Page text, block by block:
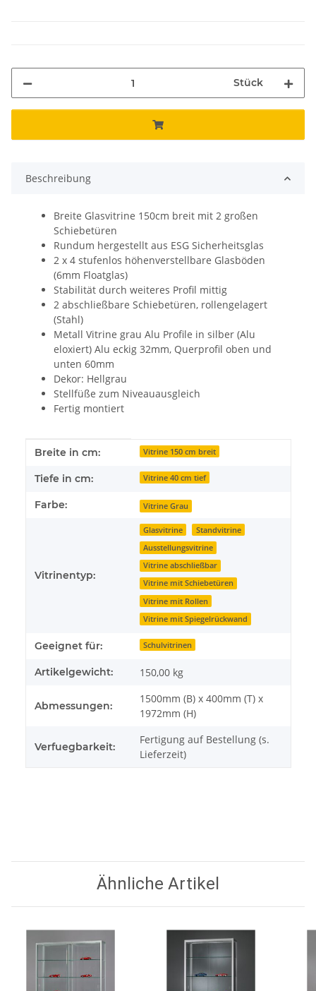
Stück
Beschreibung
Breite Glasvitrine 150cm breit mit 2 großen
Schiebetüren
Rundum hergestellt aus ESG Sicherheitsglas
2 x 4 stufenlos höhenverstellbare Glasböden
(6mm Floatglas)
Stabilität durch weiteres Profil mittig
2 abschließbare Schiebetüren, rollengelagert
(Stahl)
Metall Vitrine grau Alu Profile in silber (Alu
eloxiert) Alu eckig 32mm, Querprofil oben und
unten 60mm
Dekor: Hellgrau
Stellfüße zum Niveauausgleich
Fertig montiert
Produkteigenschaft
Wert
Breite in cm: Vitrine 150 cm breit
Tiefe in cm: Vitrine 40 cm tief
Farbe: Vitrine Grau
Vitrinentyp:
Glasvitrine
Standvitrine
Ausstellungsvitrine
Vitrine abschließbar
Vitrine mit Schiebetüren
Vitrine mit Rollen
Vitrine mit Spiegelrückwand
Geeignet für: Schulvitrinen
Artikelgewicht: 150,00 kg
Abmessungen:
1500mm (B) x 400mm (T) x
1972mm (H)
Verfuegbarkeit:
Fertigung auf Bestellung (s.
Lieferzeit)
Ähnliche Artikel